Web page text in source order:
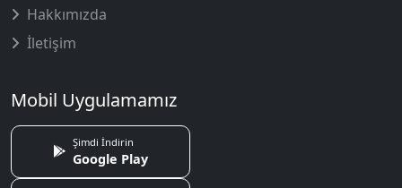
Hakkımızda
İletişim
Mobil Uygulamamız
Şimdi İndirin
Google Play